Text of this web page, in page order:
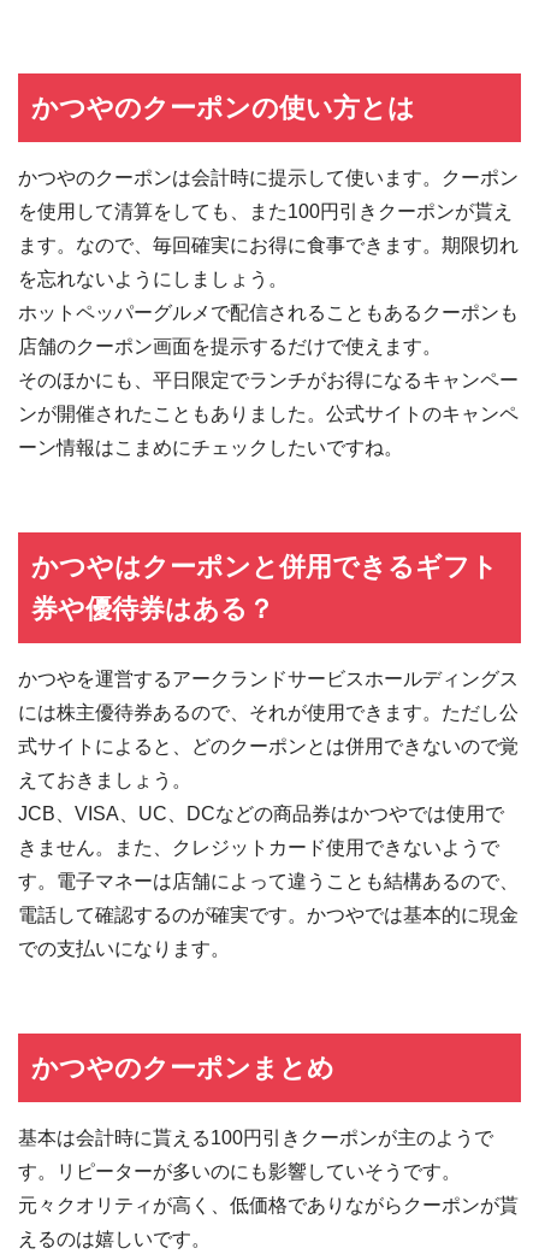
かつやのクーポンの使い方とは
かつやのクーポンは会計時に提示して使います。クーポン
を使用して清算をしても、また100円引きクーポンが貰え
ます。なので、毎回確実にお得に食事できます。期限切れ
を忘れないようにしましょう。
ホットペッパーグルメで配信されることもあるクーポンも
店舗のクーポン画面を提示するだけで使えます。
そのほかにも、平日限定でランチがお得になるキャンペー
ンが開催されたこともありました。公式サイトのキャンペ
ーン情報はこまめにチェックしたいですね。
かつやはクーポンと併用できるギフト
券や優待券はある？
かつやを運営するアークランドサービスホールディングス
には株主優待券あるので、それが使用できます。ただし公
式サイトによると、どのクーポンとは併用できないので覚
えておきましょう。
JCB、VISA、UC、DCなどの商品券はかつやでは使用で
きません。また、クレジットカード使用できないようで
す。電子マネーは店舗によって違うことも結構あるので、
電話して確認するのが確実です。かつやでは基本的に現金
での支払いになります。
かつやのクーポンまとめ
基本は会計時に貰える100円引きクーポンが主のようで
す。リピーターが多いのにも影響していそうです。
元々クオリティが高く、低価格でありながらクーポンが貰
えるのは嬉しいです。